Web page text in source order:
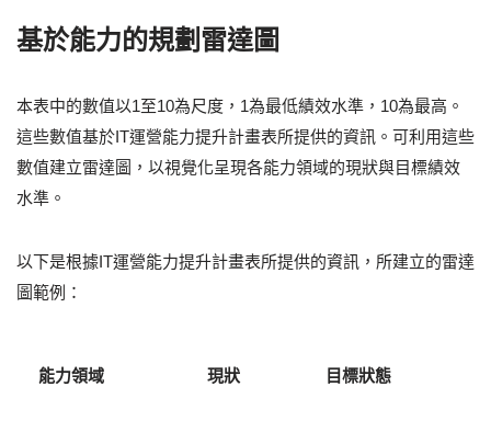
基於能力的規劃雷達圖
本表中的數值以1至10為尺度，1為最低績效水準，10為最高。
這些數值基於IT運營能力提升計畫表所提供的資訊。可利用這些
數值建立雷達圖，以視覺化呈現各能力領域的現狀與目標績效
水準。
以下是根據IT運營能力提升計畫表所提供的資訊，所建立的雷達
圖範例：
能力領域 現狀 目標狀態